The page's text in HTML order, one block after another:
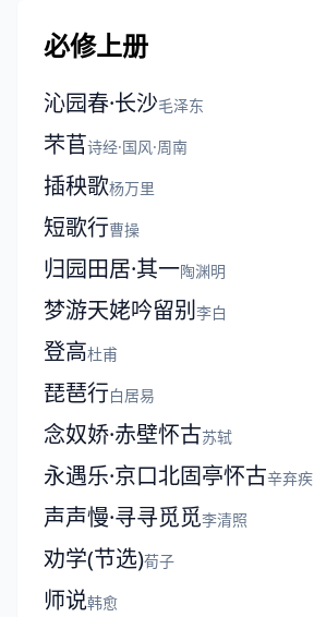
必修上册
沁园春·长沙毛泽东
芣苢诗经·国风·周南
插秧歌杨万里
短歌行曹操
归园田居·其一陶渊明
梦游天姥吟留别 李白
登高杜甫
琵琶行白居易
念奴娇·赤壁怀古苏轼
永遇乐·京口北固亭怀古辛弃疾
声声慢·寻寻觅觅李清照
劝学(节选)荀子
师说韩愈